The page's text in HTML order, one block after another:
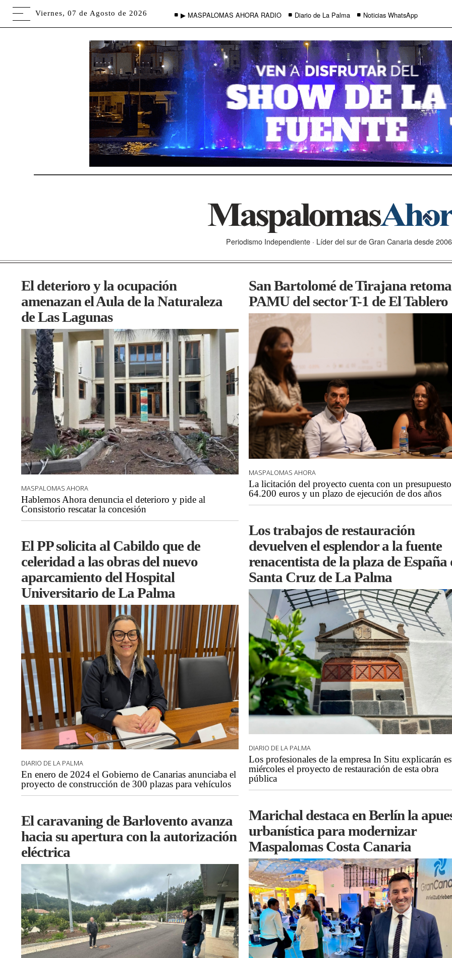
Viernes, 07 de Agosto de 2026 ▶ MASPALOMAS AHORA RADIO Diario de La Palma Noticias WhatsApp
Periodismo Independiente · Líder del sur de Gran Canaria desde 2006
El deterioro y la ocupación
amenazan el Aula de la Naturaleza
de Las Lagunas
MASPALOMAS AHORA
Hablemos Ahora denuncia el deterioro y pide al
Consistorio rescatar la concesión
El PP solicita al Cabildo que de
celeridad a las obras del nuevo
aparcamiento del Hospital
Universitario de La Palma
DIARIO DE LA PALMA
En enero de 2024 el Gobierno de Canarias anunciaba el
proyecto de construcción de 300 plazas para vehículos
El caravaning de Barlovento avanza
hacia su apertura con la autorización
eléctrica
San Bartolomé de Tirajana
PAMU del sector T-1 de El Tablero
MASPALOMAS AHORA
La licitación del proyecto cuenta con un
64.200 euros y un plazo de ejecución de dos años
Los trabajos de restauración
devuelven el esplendor a la fuente
renacentista de la plaza de España
Santa Cruz de La Palma
DIARIO DE LA PALMA
Los profesionales de la empresa In Situ explicarán
miércoles el proyecto de restauración de esta obra
pública
Marichal destaca en Berlín la
urbanística para modernizar
Maspalomas Costa Canaria